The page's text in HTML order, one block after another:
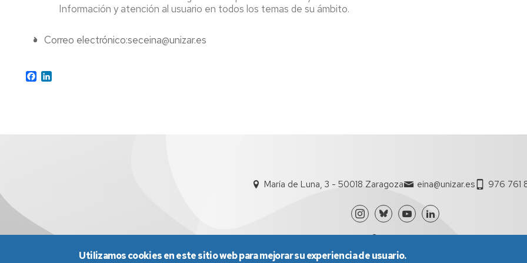
Información y atención al usuario en todos los temas de su ámbito.
Correo electrónico:seceina@unizar.es
Facebook
María de Luna, 3 - 50018 Zaragoza eina@unizar.es 976 761
Utilizamos cookies en este sitio web para mejorar su experiencia de usuario.